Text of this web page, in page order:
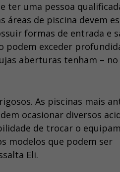
ter uma pessoa
áreas de piscina devem
formas de entrada e
podem exceder
aberturas tenham –
As piscinas mais
ocasionar diversos
de trocar o
modelos que podem ser
Eli.